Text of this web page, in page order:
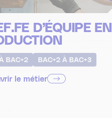
D’ÉQUIPE EN
BAC+2 BAC+2 À BAC+3
le métier